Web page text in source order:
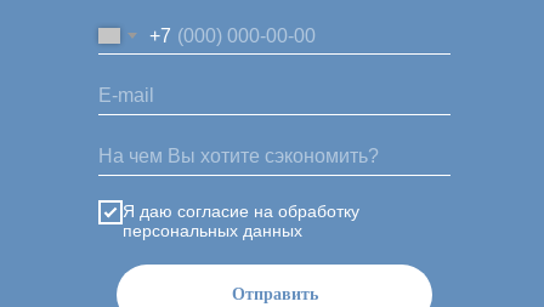
+7
Я даю согласие на обработку
персональных данных
Отправить